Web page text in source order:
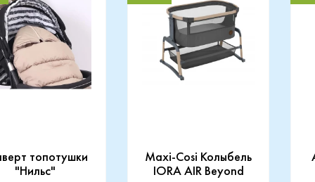
топотушки
"Нильс"
Maxi-Cosi Колыбель
IORA AIR Beyond